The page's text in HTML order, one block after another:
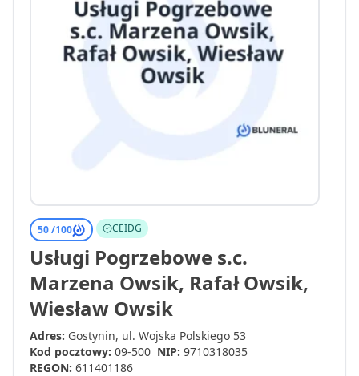
50 /100 CEIDG
Usługi Pogrzebowe s.c.
Marzena Owsik, Rafał Owsik,
Wiesław Owsik
Adres: Gostynin, ul. Wojska Polskiego 53
Kod pocztowy: 09-500 NIP: 9710318035
REGON: 611401186